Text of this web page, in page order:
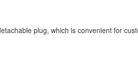
plug, which is convenient for